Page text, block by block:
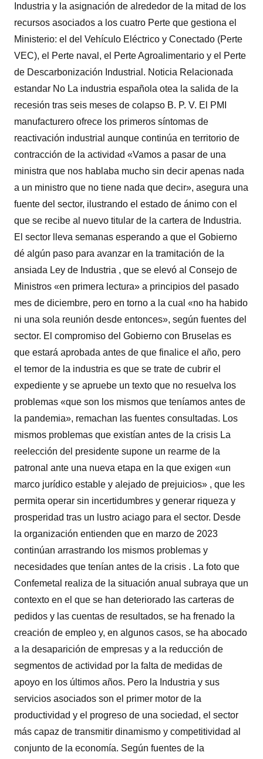
Industria y la asignación de alrededor de la mitad de los
recursos asociados a los cuatro Perte que gestiona el
Ministerio: el del Vehículo Eléctrico y Conectado (Perte
VEC), el Perte naval, el Perte Agroalimentario y el Perte
de Descarbonización Industrial. Noticia Relacionada
estandar No La industria española otea la salida de la
recesión tras seis meses de colapso B. P. V. El PMI
manufacturero ofrece los primeros síntomas de
reactivación industrial aunque continúa en territorio de
contracción de la actividad «Vamos a pasar de una
ministra que nos hablaba mucho sin decir apenas nada
a un ministro que no tiene nada que decir», asegura una
fuente del sector, ilustrando el estado de ánimo con el
que se recibe al nuevo titular de la cartera de Industria.
El sector lleva semanas esperando a que el Gobierno
dé algún paso para avanzar en la tramitación de la
ansiada Ley de Industria , que se elevó al Consejo de
Ministros «en primera lectura» a principios del pasado
mes de diciembre, pero en torno a la cual «no ha habido
ni una sola reunión desde entonces», según fuentes del
sector. El compromiso del Gobierno con Bruselas es
que estará aprobada antes de que finalice el año, pero
el temor de la industria es que se trate de cubrir el
expediente y se apruebe un texto que no resuelva los
problemas «que son los mismos que teníamos antes de
la pandemia», remachan las fuentes consultadas. Los
mismos problemas que existían antes de la crisis La
reelección del presidente supone un rearme de la
patronal ante una nueva etapa en la que exigen «un
marco jurídico estable y alejado de prejuicios» , que les
permita operar sin incertidumbres y generar riqueza y
prosperidad tras un lustro aciago para el sector. Desde
la organización entienden que en marzo de 2023
continúan arrastrando los mismos problemas y
necesidades que tenían antes de la crisis . La foto que
Confemetal realiza de la situación anual subraya que un
contexto en el que se han deteriorado las carteras de
pedidos y las cuentas de resultados, se ha frenado la
creación de empleo y, en algunos casos, se ha abocado
a la desaparición de empresas y a la reducción de
segmentos de actividad por la falta de medidas de
apoyo en los últimos años. Pero la Industria y sus
servicios asociados son el primer motor de la
productividad y el progreso de una sociedad, el sector
más capaz de transmitir dinamismo y competitividad al
conjunto de la economía. Según fuentes de la